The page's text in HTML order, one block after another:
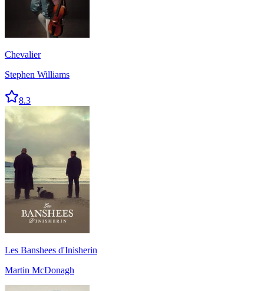
Chevalier
Stephen Williams
8.3
Les Banshees d'Inisherin
Martin McDonagh